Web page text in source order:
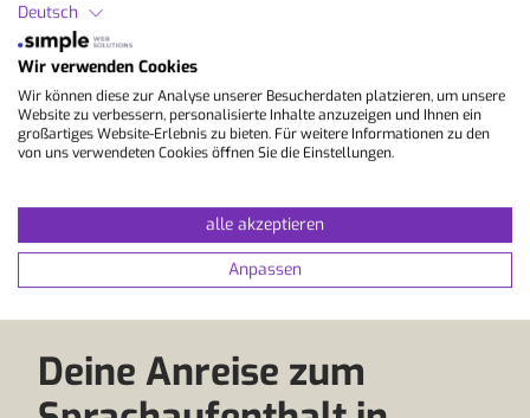
Gespräch und erlebst die französische
Alltagskultur hautnah. Anschließend kannst
du deine Einkäufe in einem der kleinen
Parks oder auf einer Bank in der
historischen Altstadt genießen und dein
Französisch ganz nebenbei im Alltag
Deine Anreise zum
Deutsch
Wir verwenden Cookies
Wir können diese zur Analyse unserer Besucherdaten platzieren, um unsere
Website zu verbessern, personalisierte Inhalte anzuzeigen und Ihnen ein
großartiges Website-Erlebnis zu bieten. Für weitere Informationen zu den
von uns verwendeten Cookies öffnen Sie die Einstellungen.
alle akzeptieren
Anpassen